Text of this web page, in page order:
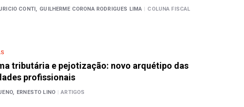
CONTI, GUILHERME CORONA RODRIGUES LIMA | COLUNA FISCAL
tributária e pejotização: novo arquétipo das
profissionais
ERNESTO LINO | ARTIGOS